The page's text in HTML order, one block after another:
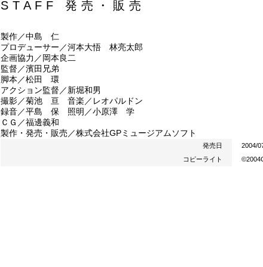
STAFF 発売・販売
製作／中島 仁
プロデューサー／河本大悟 林亮太郎
企画協力／岡本良二
監督／濱田兄弟
脚本／松田 環
アクション監督／新堀和男
撮影／菊池 亘 音楽／レオパルドン
録音／平島 保 照明／小原澤 学
ＣＧ／福邊義和
製作・発売・販売／株式会社GPミュージアムソフト
発売日
2004/
コピーライト